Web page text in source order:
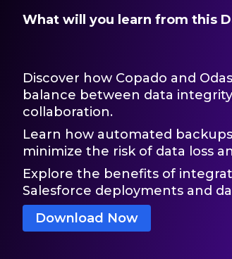
What will you learn from this
Discover how Copado and
balance between data
collaboration.
Learn how automated
minimize the risk of data loss
Explore the benefits of
Salesforce deployments and
Download Now